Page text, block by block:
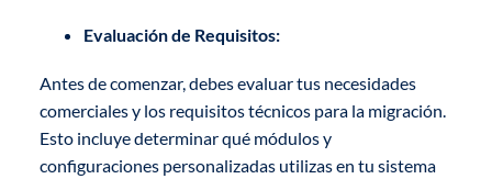
Evaluación de Requisitos:
Antes de comenzar, debes evaluar tus necesidades
comerciales y los requisitos técnicos para la migración.
Esto incluye determinar qué módulos y
configuraciones personalizadas utilizas en tu sistema